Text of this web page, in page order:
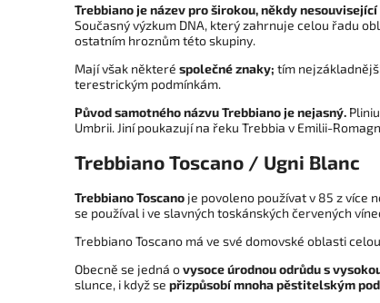
Trebbiano je název pro širokou, někdy
Současný výzkum DNA, který zahrnuje celou řadu
ostatním hroznům této skupiny.
Mají však některé společné znaky; tím
terestrickým podmínkám.
Původ samotného názvu Trebbiano je nejasný.
Umbrii. Jiní poukazují na řeku Trebbia v Emilii-
Trebbiano Toscano / Ugni Blanc
Trebbiano Toscano je povoleno používat v 85 z více
se používal i ve slavných toskánských červených
Trebbiano Toscano má ve své domovské oblasti
Obecně se jedná ovysoce úrodnou odrůdu s
slunce, i když se přizpůsobí mnoha pěstitelským